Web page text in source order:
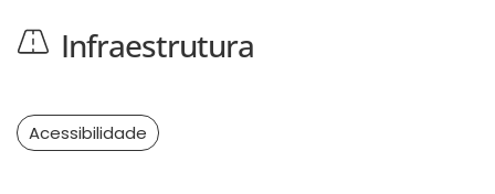
Infraestrutura
Acessibilidade